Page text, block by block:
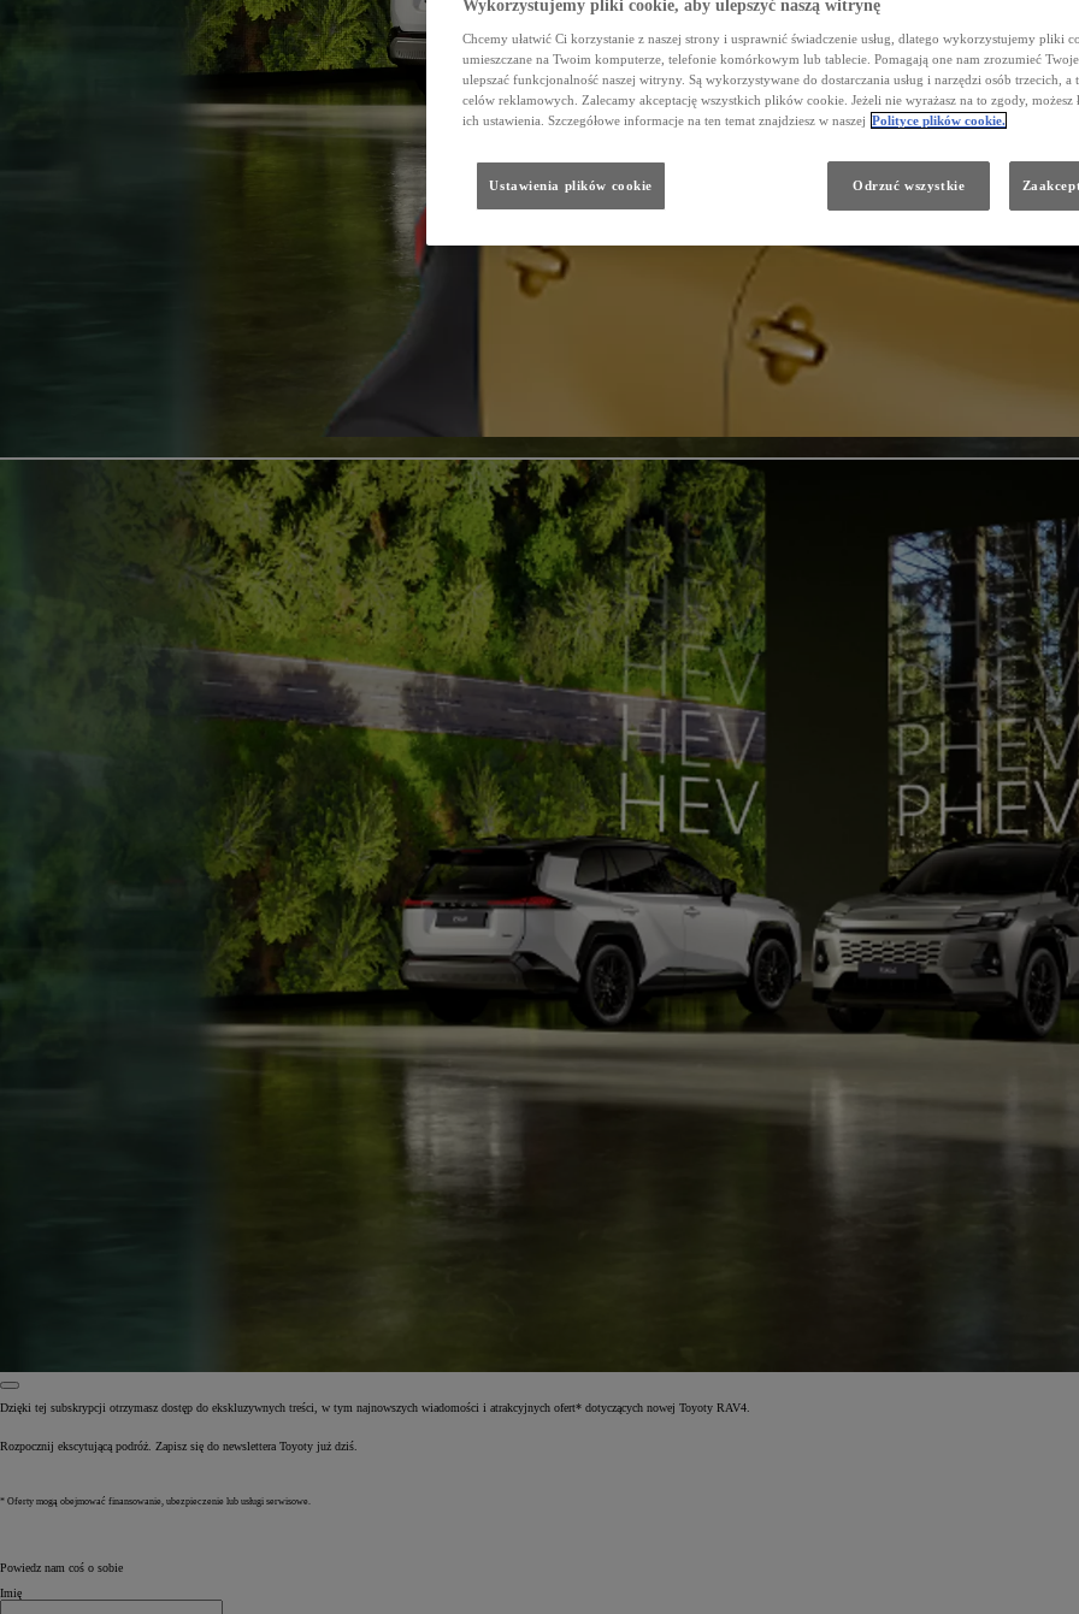
Od81 900 zł
HYBRID
Dzięki tej subskrypcji otrzymasz dostęp do ekskluzywnych treści, w tym najnowszych wiadomości i atrakcyjnych ofert* dotyczących nowej Toyoty RAV4.
Rozpocznij ekscytującą podróż. Zapisz się do newslettera Toyoty już dziś.
* Oferty mogą obejmować finansowanie, ubezpieczenie lub usługi serwisowe.
Powiedz nam coś o sobie
Imię
Wykorzystujemy pliki cookie, aby ulepszyć naszą witrynę
Chcemy ułatwić Ci korzystanie z naszej strony i usprawnić świadczenie usług, dlatego wykorzystujemy pliki
umieszczane na Twoim komputerze, telefonie komórkowym lub tablecie. Pomagają one nam zrozumieć
ulepszać funkcjonalność naszej witryny. Są wykorzystywane do dostarczania usług i narzędzi osób trzecich, a
celów reklamowych. Zalecamy akceptację wszystkich plików cookie. Jeżeli nie wyrażasz na to zgody, możesz
ich ustawienia. Szczegółowe informacje na ten temat znajdziesz w naszej Polityce plików cookie.
Ustawienia plików cookie Odrzuć wszystkie